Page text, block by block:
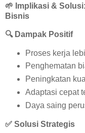
🌱 Implikasi &
Bisnis
🔍Dampak Positif
Proses kerja
Penghematan
Peningkatan
Adaptasi cepat
Daya saing
✅ Solusi Strategis